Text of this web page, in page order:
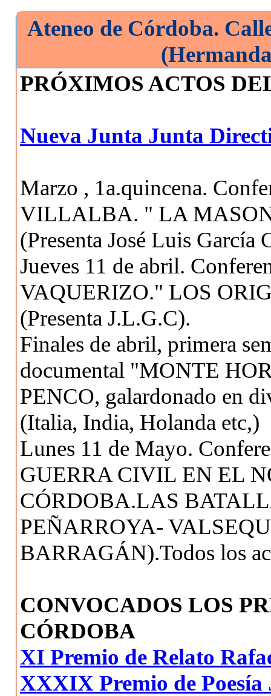
Ateneo de Córdoba.
PRÓXIMOS ACTOS
Nueva Junta Junta
Marzo , 1a.quincena.
VILLALBA. " LA
(Presenta José Luis García
Jueves 11 de abril.
VAQUERIZO." LOS
(Presenta J.L.G.C).
Finales de abril, primera
documental "MONTE
PENCO, galardonado en
(Italia, India, Holanda etc,)
Lunes 11 de Mayo.
GUERRA CIVIL EN EL
CÓRDOBA.LAS
PEÑARROYA-
BARRAGÁN).Todos los
CONVOCADOS LOS
CÓRDOBA
XI Premio de Relato
XXXIX Premio de Poesía